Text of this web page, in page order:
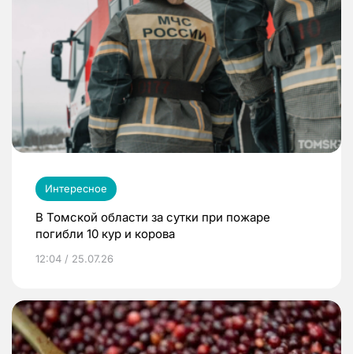
Интересное
В Томской области за сутки при пожаре
погибли 10 кур и корова
12:04 / 25.07.26